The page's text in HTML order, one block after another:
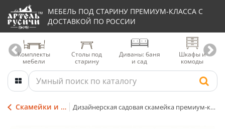
МЕБЕЛЬ ПОД СТАРИНУ ПРЕМИУМ-КЛАССА С
ДОСТАВКОЙ ПО РОССИИ
Комплекты
мебели
Столы под
старину
Диваны: баня
и сад
Шкафы и
комоды
Скамейки и садовые лавки Дизайнерская садовая скамейка премиум-класса с колесами от телеги «Ямщик»